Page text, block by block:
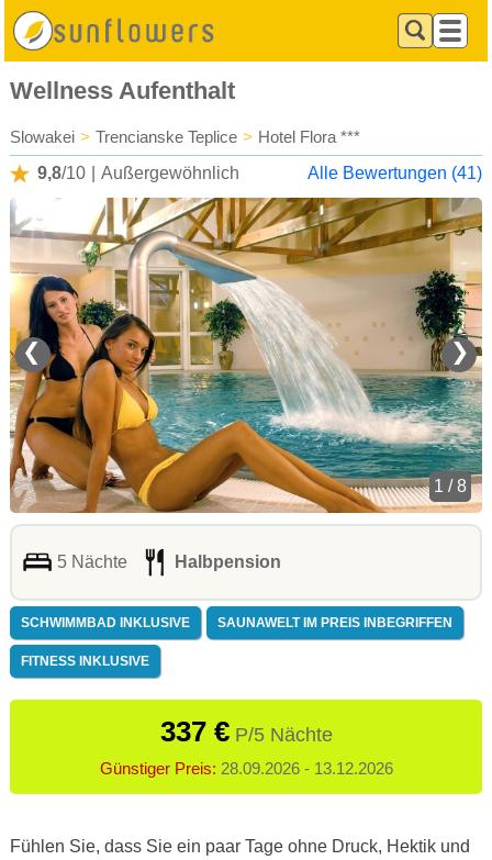
Wellness Aufenthalt
Slowakei > Trencianske Teplice > Hotel Flora ***
9,8/10 Außergewöhnlich Alle Bewertungen (41)
❮ ❯
1 / 8
5 Nächte Halbpension
SCHWIMMBAD INKLUSIVE SAUNAWELT IM PREIS INBEGRIFFEN
FITNESS INKLUSIVE
337 €P/5 Nächte
Günstiger Preis: 28.09.2026 - 13.12.2026
Fühlen Sie, dass Sie ein paar Tage ohne Druck, Hektik und